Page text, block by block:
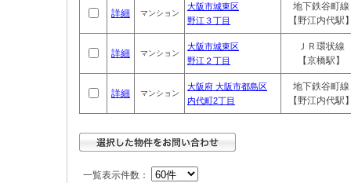
詳細 マンション
大阪市城東区
野江３丁目
地下鉄谷町線
【野江内代駅
詳細 マンション
大阪市城東区
野江２丁目
ＪＲ環状線
【京橋駅】
詳細 マンション
大阪府 大阪市都島区
内代町2丁目
地下鉄谷町線
【野江内代駅
一覧表示件数：